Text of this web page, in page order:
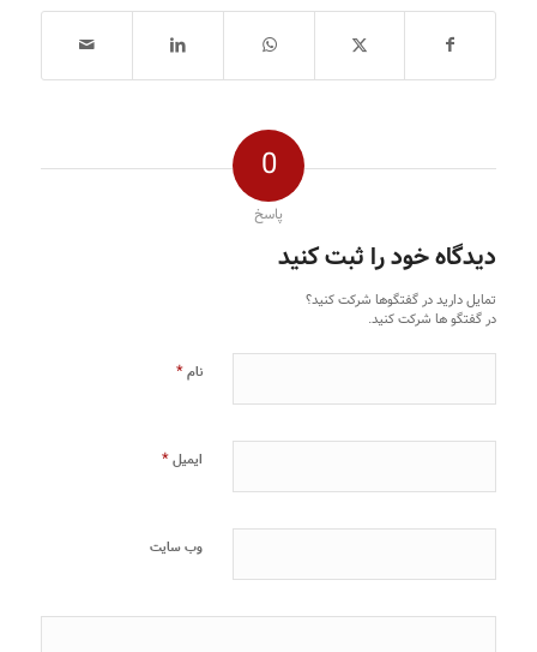
0
پاسخ
دیدگاه خود را ثبت کنید
تمایل دارید در گفتگوها شرکت کنید؟
در گفتگو ها شرکت کنید.
نام*
ایمیل*
وب‌ سایت